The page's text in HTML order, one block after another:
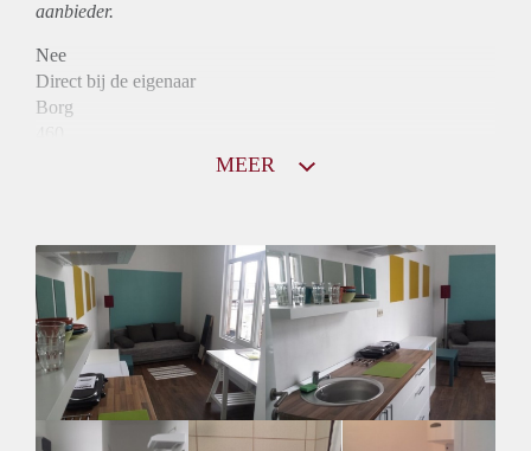
aanbieder.
Nee
Direct bij de eigenaar
Borg
Inkomen eis
N.V.T.
Huurtermijn
Onbepaalde termijn
Oplevering
Gestoffeerd
MEER